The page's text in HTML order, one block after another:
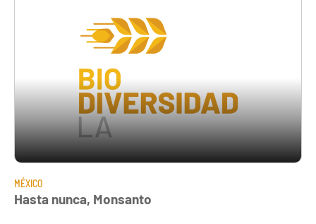
MÉXICO
Hasta nunca, Monsanto